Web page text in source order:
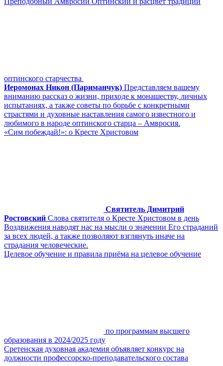
оптинского старчества
Иеромонах Никон (Париманчук) Представляем вашему
вниманию рассказ о жизни, приходе к монашеству, личных
испытаниях, а также советы по борьбе с конкретными
страстями и духовные наставления самого известного и
любимого в народе оптинского старца – Амвросия.
«Сим побеждай!»: о Кресте Христовом
Святитель Димитрий
Ростовский Слова святителя о Кресте Христовом в день
Воздвижения наводят нас на мысли о значении Его страданий
за всех людей, а также позволяют взглянуть иначе на
страдания человеческие.
Целевое обучение и правила приёма на целевое обучение
по программам высшего
образования в 2024/2025 году
Сретенская духовная академия объявляет конкурс на
должности профессорско-преподавательского состава